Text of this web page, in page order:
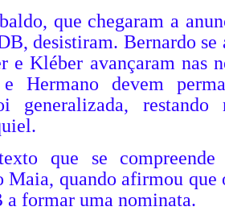
que chegaram a
desistiram. Bernardo se
e Kléber avançaram nas
e Hermano devem
generalizada,
que se
Maia, quando afirmou que
formar uma nominata.